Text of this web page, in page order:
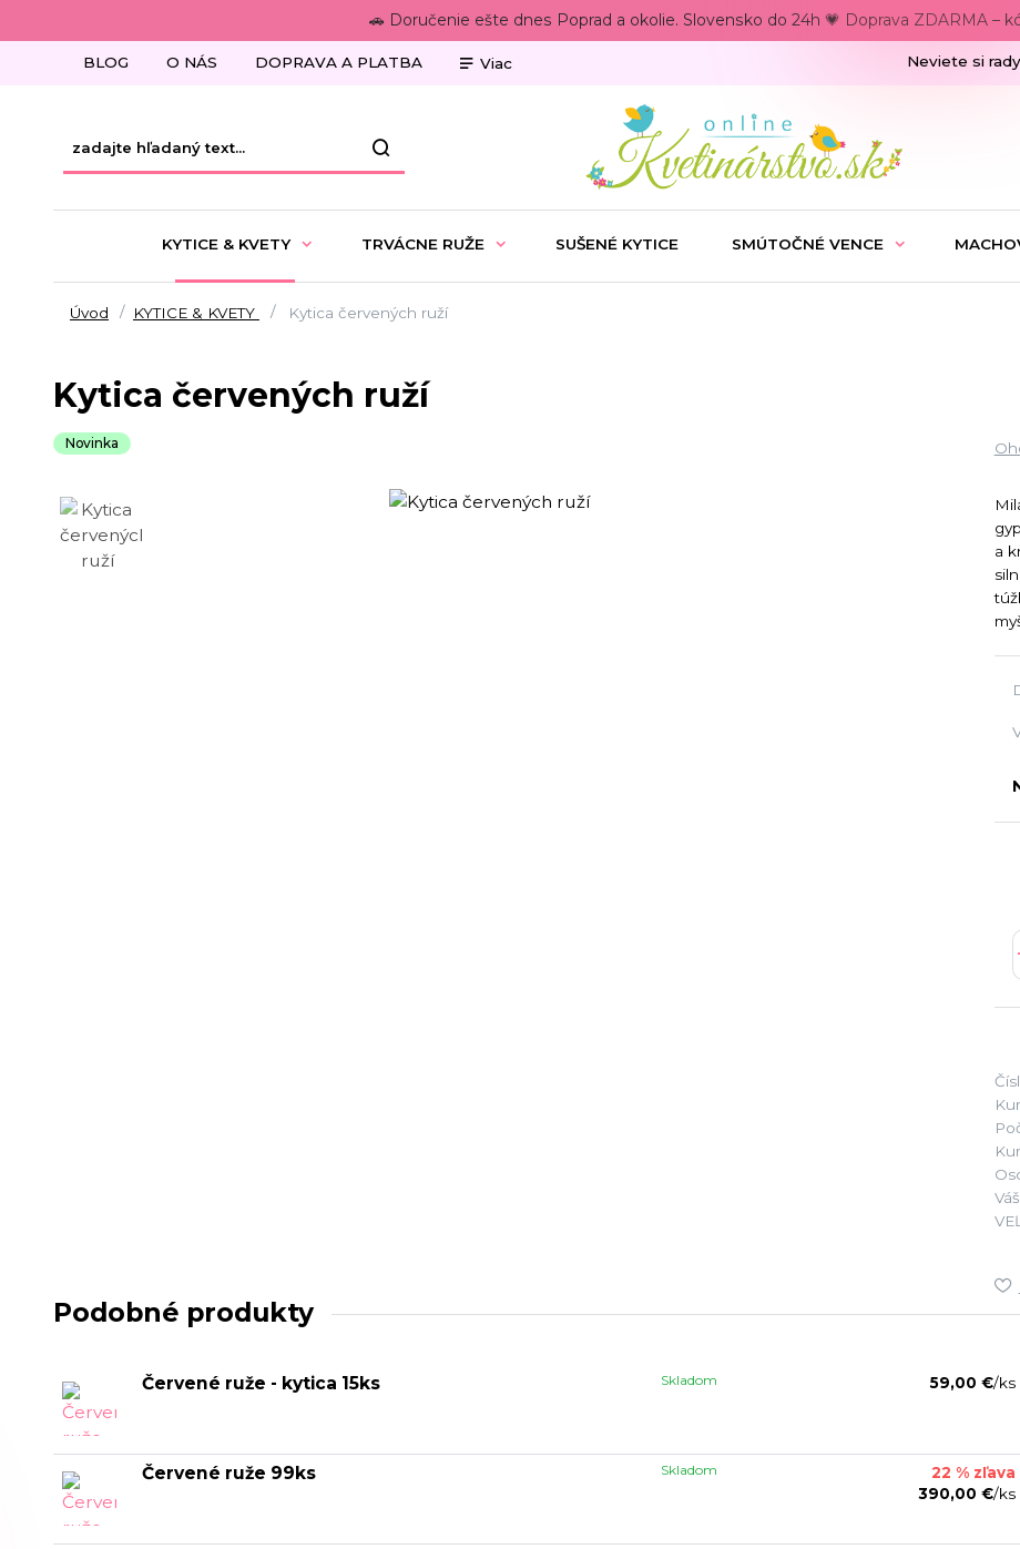
🚗 Doručenie ešte dnes Poprad a okolie. Slovensko do 24h 💗 Doprava ZDARMA –
BLOG O NÁS DOPRAVA A PLATBA Viac Neviete si
KYTICE & KVETY TRVÁCNE RUŽE SUŠENÉ KYTICE SMÚTOČNÉ VENCE
Úvod KYTICE & KVETY Kytica červených ruží
Kytica červených ruží
Novinka
a
Podobné produkty
Červené ruže - kytica 15ks 59,00 €/ks
Skladom
Červené ruže 99ks
22 % zľava
390,00 €/ks
Skladom